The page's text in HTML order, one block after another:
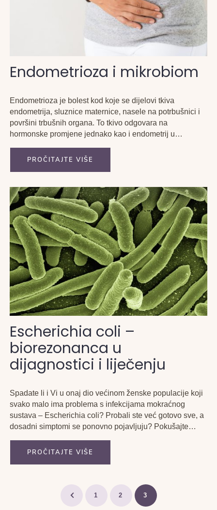
Endometrioza i mikrobiom
Endometrioza je bolest kod koje se dijelovi tkiva
endometrija, sluznice maternice, nasele na potrbušnici i
površini trbušnih organa. To tkivo odgovara na
hormonske promjene jednako kao i endometrij u
PROČITAJTE VIŠE
Escherichia coli –
biorezonanca u
dijagnostici i liječenju
Spadate li i Vi u onaj dio većinom ženske populacije koji
svako malo ima problema s infekcijama mokraćnog
sustava – Escherichia coli? Probali ste već gotovo sve, a
dosadni simptomi se ponovno pojavljuju? Pokušajte
visoki postotak uspješnosti – biorezonanca u kombinaciji
PROČITAJTE VIŠE
1 2 3